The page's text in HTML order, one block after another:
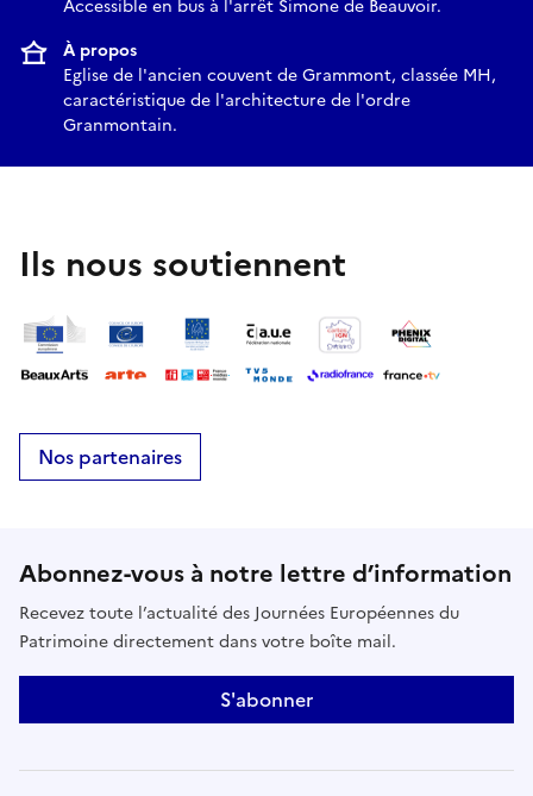
Accessible en bus à l'arrêt Simone de Beauvoir.
À propos
Eglise de l'ancien couvent de Grammont, classée MH,
caractéristique de l'architecture de l'ordre
Granmontain.
Ils nous soutiennent
Nos partenaires
Abonnez-vous à notre lettre d’information
Recevez toute l’actualité des Journées Européennes du
Patrimoine directement dans votre boîte mail.
S'abonner